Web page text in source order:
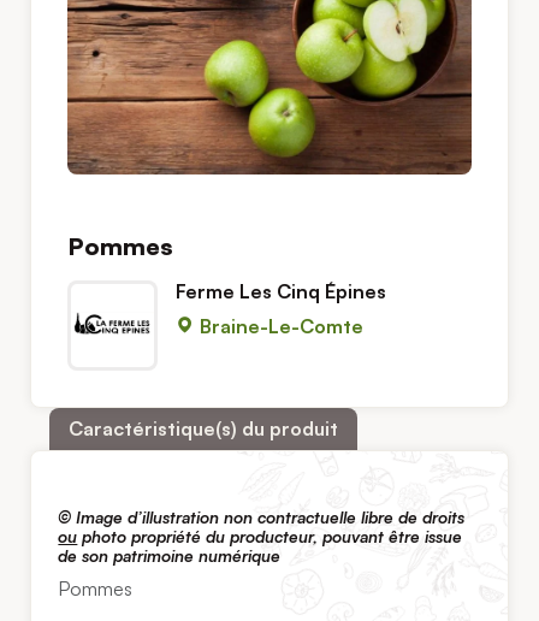
Pommes
Ferme Les Cinq Épines
Braine-Le-Comte
Caractéristique(s) du produit
© Image d’illustration non contractuelle libre de droits
ou photo propriété du producteur, pouvant être issue
de son patrimoine numérique
Pommes